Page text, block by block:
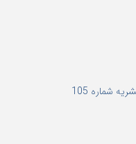
شماره 105